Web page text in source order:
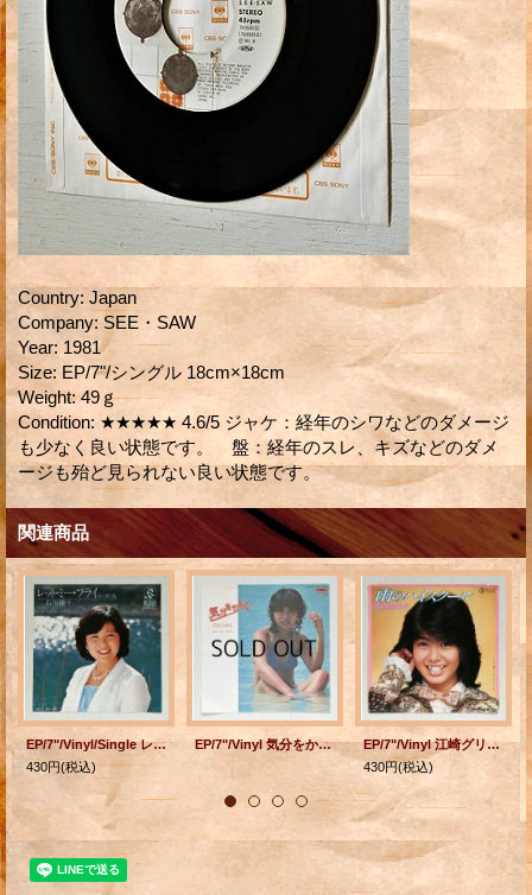
Country: Japan
Company: SEE・SAW
Year: 1981
Size: EP/7"/シングル 18cm×18cm
Weight: 49ｇ
Condition: ★★★★★ 4.6/5 ジャケ：経年のシワなどのダメージ
も少なく良い状態です。 盤：経年のスレ、キズなどのダメ
ージも殆ど見られない良い状態です。
関連商品
EP/7"/Vinyl/Single レット・ミー・フライ/嘘ポーズ姿 作詞、作曲、歌 石川優子 編曲 大村雅朗、飛澤宏元 (1979) Radio City Records
430円(税込)
EP/7"/Vinyl 気分をかえて/サマー・ブリーズ 香坂みゆき (1981) polydor
EP/7"/Vinyl 江崎グリコ コロンCMソング 雨のハイスクール/ワンサイデッド・ラブ 芳本美代子 (1985) TEICHIKU
430円(税込)